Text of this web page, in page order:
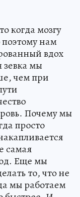
когда мозгу
нам
вдох
зевка мы
чем при
Почему мы
просто
самая
Еще мы
то, что не
мы работаем